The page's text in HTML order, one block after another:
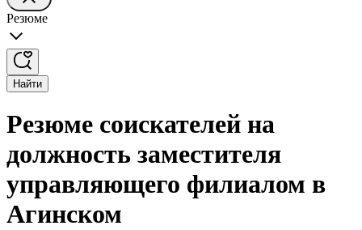
Резюме
Найти
Резюме соискателей на
должность заместителя
управляющего филиалом в
Агинском